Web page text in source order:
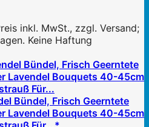
inkl. MwSt., zzgl. Versand;
Keine Haftung
Bündel, Frisch Geerntete
Lavendel Bouquets 40-45cm